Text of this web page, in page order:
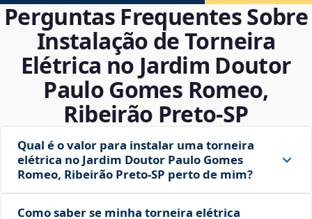
Perguntas Frequentes Sobre
Instalação de Torneira
Elétrica no Jardim Doutor
Paulo Gomes Romeo,
Ribeirão Preto‑SP
Qual é o valor para instalar uma torneira
elétrica no Jardim Doutor Paulo Gomes
Romeo, Ribeirão Preto‑SP perto de mim?
Como saber se minha torneira elétrica